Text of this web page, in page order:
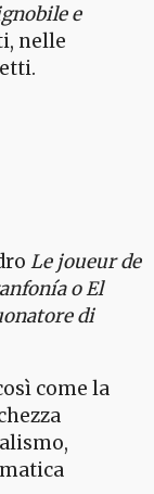
e
nelle
Le joueur de
o El
di
come la